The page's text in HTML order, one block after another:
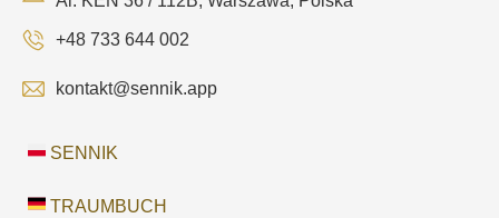
+48 733 644 002
kontakt@sennik.app
SENNIK
TRAUMBUCH